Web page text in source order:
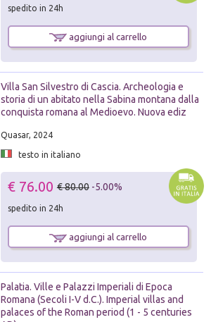
spedito in 24h
aggiungi al carrello
Villa San Silvestro di Cascia. Archeologia e
storia di un abitato nella Sabina montana dalla
conquista romana al Medioevo. Nuova ediz
Quasar, 2024
testo in italiano
€ 76.00 € 80.00 -5.00%
spedito in 24h
aggiungi al carrello
Palatia. Ville e Palazzi Imperiali di Epoca
Romana (Secoli I-V d.C.). Imperial villas and
palaces of the Roman period (1 - 5 centuries